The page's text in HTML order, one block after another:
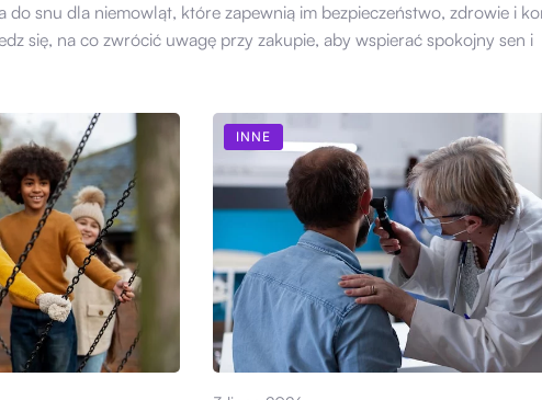
do snu dla niemowląt, które zapewnią im bezpieczeństwo, zdrowie i
się, na co zwrócić uwagę przy zakupie, aby wspierać spokojny sen i
INNE